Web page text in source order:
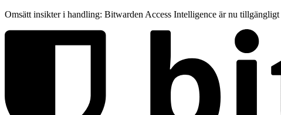
Omsätt insikter i handling: Bitwarden Access Intelligence är nu tillgängligt